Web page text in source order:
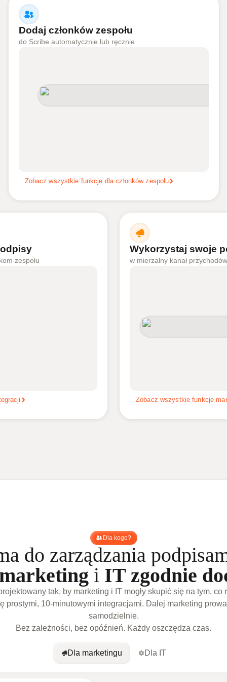
Dodaj członków zespołu
do Scribe automatycznie lub ręcznie
Zobacz wszystkie funkcje dla członków zespołu
zespołu
Wykorzystaj swoje
w mierzalny kanał przychodów
Zobacz wszystkie funkcje
Dla kogo?
do zarządzania
i IT zgodnie
tak, by marketing i IT mogły skupić się na tym, co
prostymi, 10-minutowymi integracjami. Dalej marketing
samodzielnie.
Bez zależności, bez opóźnień. Każdy oszczędza czas.
Dla marketingu Dla IT